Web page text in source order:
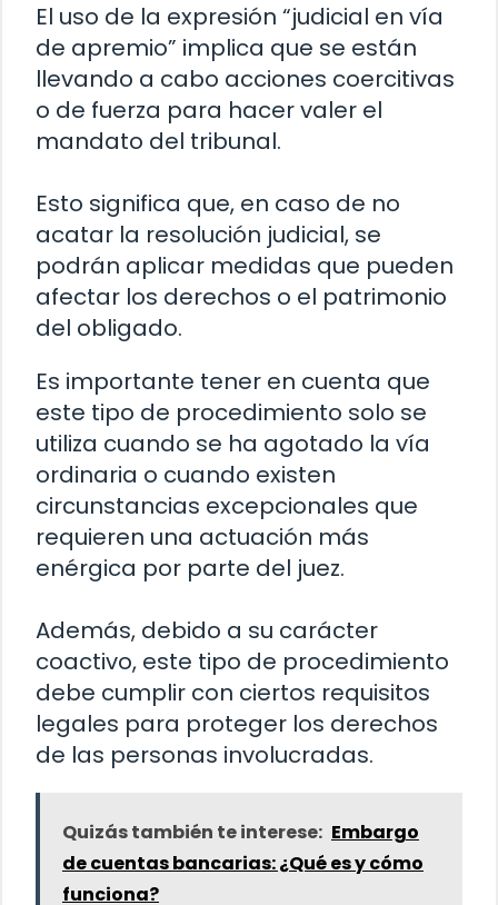
El uso de la expresión “judicial en vía
de apremio” implica que se están
llevando a cabo acciones coercitivas
o de fuerza para hacer valer el
mandato del tribunal.
Esto significa que, en caso de no
acatar la resolución judicial, se
podrán aplicar medidas que pueden
afectar los derechos o el patrimonio
del obligado.
Es importante tener en cuenta que
este tipo de procedimiento solo se
utiliza cuando se ha agotado la vía
ordinaria o cuando existen
circunstancias excepcionales que
requieren una actuación más
enérgica por parte del juez.
Además, debido a su carácter
coactivo, este tipo de procedimiento
debe cumplir con ciertos requisitos
legales para proteger los derechos
de las personas involucradas.
Quizás también te interese: Embargo
de cuentas bancarias: ¿Qué es y cómo
funciona?